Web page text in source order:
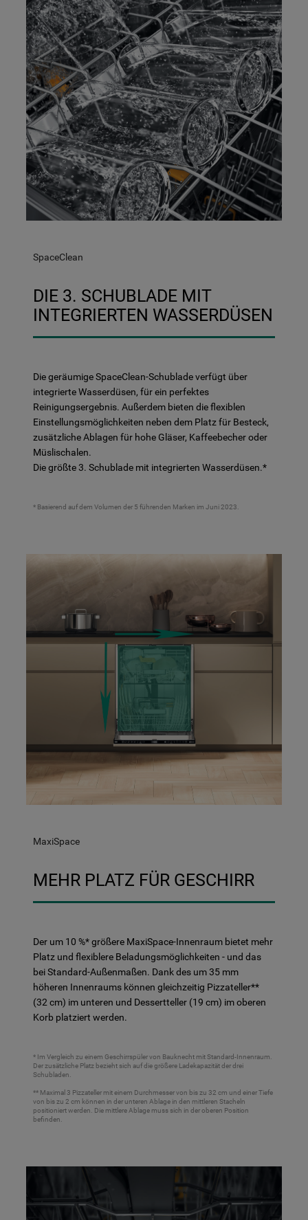
SpaceClean
DIE 3. SCHUBLADE MIT
INTEGRIERTEN WASSERDÜSEN
Die geräumige SpaceClean-Schublade verfügt über
integrierte Wasserdüsen, für ein perfektes
Reinigungsergebnis. Außerdem bieten die flexiblen
Einstellungsmöglichkeiten neben dem Platz für Besteck,
zusätzliche Ablagen für hohe Gläser, Kaffeebecher oder
Müslischalen.
Die größte 3. Schublade mit integrierten Wasserdüsen.*
* Basierend auf dem Volumen der 5 führenden Marken im Juni 2023.
MaxiSpace
MEHR PLATZ FÜR GESCHIRR
Der um 10 %* größere MaxiSpace-Innenraum bietet mehr
Platz und flexiblere Beladungsmöglichkeiten - und das
bei Standard-Außenmaßen. Dank des um 35 mm
höheren Innenraums können gleichzeitig Pizzateller**
(32 cm) im unteren und Dessertteller (19 cm) im oberen
Korb platziert werden.
* Im Vergleich zu einem Geschirrspüler von Bauknecht mit Standard-Innenraum.
Der zusätzliche Platz bezieht sich auf die größere Ladekapazität der drei
Schubladen.
** Maximal 3 Pizzateller mit einem Durchmesser von bis zu 32 cm und einer Tiefe
von bis zu 2 cm können in der unteren Ablage in den mittleren Stacheln
positioniert werden. Die mittlere Ablage muss sich in der oberen Position
befinden.